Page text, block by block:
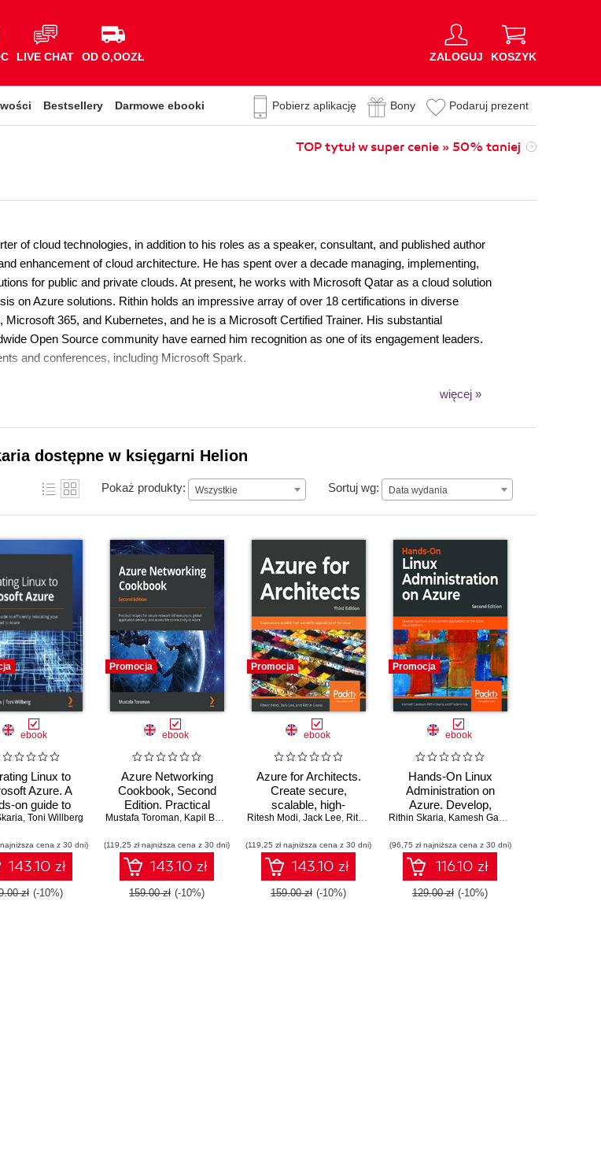
LIVE CHAT OD O,OOZŁ ZALOGUJ KOSZYK
Bestsellery Darmowe ebooki Pobierz aplikację Bony Podaruj prezent
TOP tytuł w super cenie » 50% taniej
of cloud technologies, in addition to his roles as a speaker, consultant, and published author
enhancement of cloud architecture. He has spent over a decade managing, implementing,
for public and private clouds. At present, he works with Microsoft Qatar as a cloud solution
on Azure solutions. Rithin holds an impressive array of over 18 certifications in diverse
365, and Kubernetes, and he is a Microsoft Certified Trainer. His substantial
Open Source community have earned him recognition as one of its engagement leaders.
and conferences, including Microsoft Spark.
więcej »
dostępne w księgarni Helion
Pokaż produkty: Wszystkie Sortuj wg: Data wydania
Data wydania
ebook
Linux to
Azure. A
on guide to
relocating
Azure
, Toni Willberg
najniższa cena z 30 dni)
143.10 zł
zł (-10%)
Promocja
ebook
Azure Networking
Cookbook, Second
Edition. Practical
recipes for secure
global application
delivery, and accessible
connectivity in Azure -
Second Edition
Mustafa Toroman, Kapil Bansal Kumar Bansal ,Rithin Skaria
(119,25 zł najniższa cena z 30 dni)
143.10 zł
159.00 zł (-10%)
Promocja
ebook
Azure for Architects.
Create secure,
scalable, high-
availability applications
Edition
Ritesh Modi, Jack Lee, Rithin Skaria
(119,25 zł najniższa cena z 30 dni)
143.10 zł
159.00 zł (-10%)
Promocja
ebook
Hands-On Linux
Administration on
Azure. Develop,
maintain, and automate
Azure cloud platform -
Second Edition
Rithin Skaria, Kamesh Ganesan
(96,75 zł najniższa cena z 30 dni)
116.10 zł
129.00 zł (-10%)